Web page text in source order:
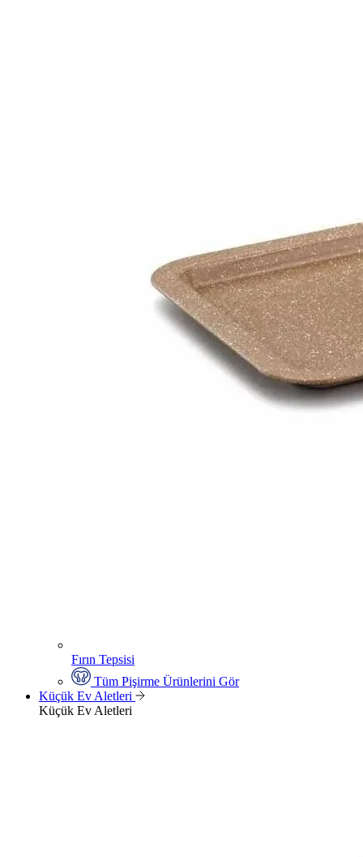
Fırın Tepsisi
Tüm Pişirme Ürünlerini Gör
Küçük Ev Aletleri
Küçük Ev Aletleri